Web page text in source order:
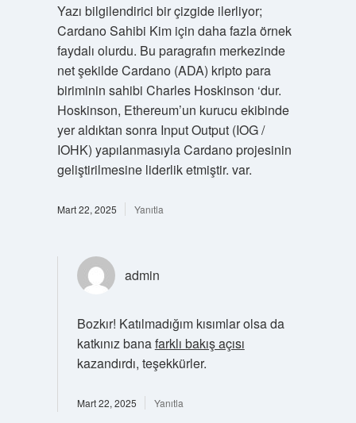
Yazı bilgilendirici bir çizgide ilerliyor;
Cardano Sahibi Kim için daha fazla örnek
faydalı olurdu. Bu paragrafın merkezinde
net şekilde Cardano (ADA) kripto para
biriminin sahibi Charles Hoskinson ‘dur.
Hoskinson, Ethereum’un kurucu ekibinde
yer aldıktan sonra Input Output (IOG /
IOHK) yapılanmasıyla Cardano projesinin
geliştirilmesine liderlik etmiştir. var.
Mart 22, 2025 Yanıtla
admin
Bozkır! Katılmadığım kısımlar olsa da
katkınız banafarklı bakış açısı
kazandırdı, teşekkürler.
Mart 22, 2025 Yanıtla